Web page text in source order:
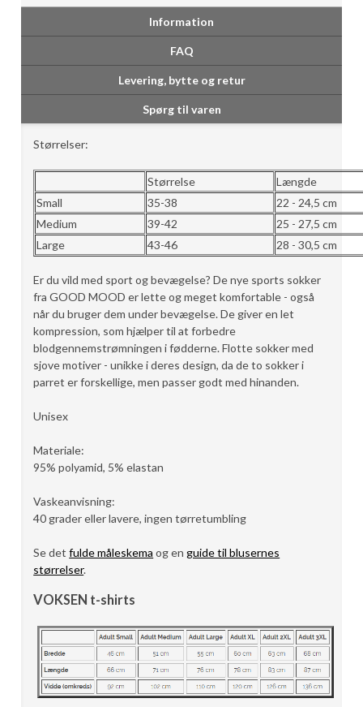
Information
FAQ
Levering, bytte og retur
Spørg til varen
Størrelser:
Størrelse
Længde
Small
35-38
22 - 24,5 cm
Medium
39-42
25 - 27,5 cm
Large
43-46 28 - 30,5 cm
Er du vild med sport og bevægelse? De nye sports sokker
fra GOOD MOOD er lette og meget komfortable - også
når du bruger dem under bevægelse. De giver en let
kompression, som hjælper til at forbedre
blodgennemstrømningen i fødderne. Flotte sokker med
sjove motiver - unikke i deres design, da de to sokker i
parret er forskellige, men passer godt med hinanden.
Unisex
Materiale:
95% polyamid, 5% elastan
Vaskeanvisning:
40 grader eller lavere, ingen tørretumbling
Se detfulde måleskema og enguide til blusernes
størrelser.
VOKSEN t-shirts